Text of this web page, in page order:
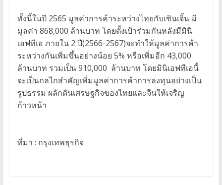
ทั้งนี้ในปี 2565 มูลค่าการค้าระหว่างไทยกับเซินเจิ้น มี
มูลค่า 868,000 ล้านบาท โดยตั้งเป้าร่วมกันหลังมีมินิ
เอฟทีเอ ภายใน 2 ปี(2566-2567)จะทำให้มูลค่าการค้า
ระหว่างกันเพิ่มขึ้นอย่างน้อย 5% หรือเพิ่มอีก 43,000
ล้านบาท รวมเป็น 910,000 ล้านบาท โดยมินิเอฟทีเอนี้
จะเป็นกลไกสำคัญเพิ่มมูลค่าการค้าการลงทุนอย่างเป็น
รูปธรรม ผลักดันเศรษฐกิจของไทยและจีนให้เจริญ
ก้าวหน้า
ที่มา : กรุงเทพธุรกิจ